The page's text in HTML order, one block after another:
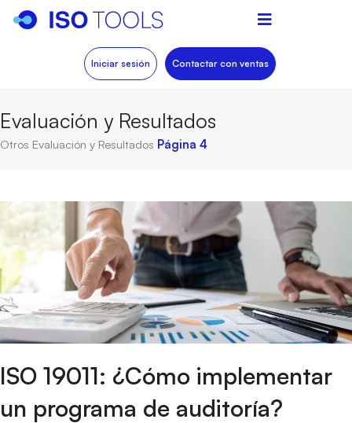
Iniciar sesión Contactar con ventas
Evaluación y Resultados
Otros Evaluación y Resultados Página 4
ISO 19011: ¿Cómo implementar
un programa de auditoría?